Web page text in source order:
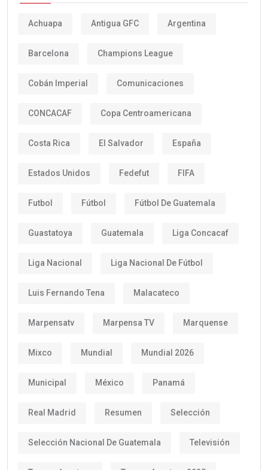
Achuapa Antigua GFC Argentina
Barcelona Champions League
Cobán Imperial Comunicaciones
CONCACAF Copa Centroamericana
Costa Rica El Salvador España
Estados Unidos Fedefut FIFA
Futbol Fútbol Fútbol De Guatemala
Guastatoya Guatemala Liga Concacaf
Liga Nacional Liga Nacional De Fútbol
Luis Fernando Tena Malacateco
Marpensatv Marpensa TV Marquense
Mixco Mundial Mundial 2026
Municipal México Panamá
Real Madrid Resumen Selección
Selección Nacional De Guatemala Televisión